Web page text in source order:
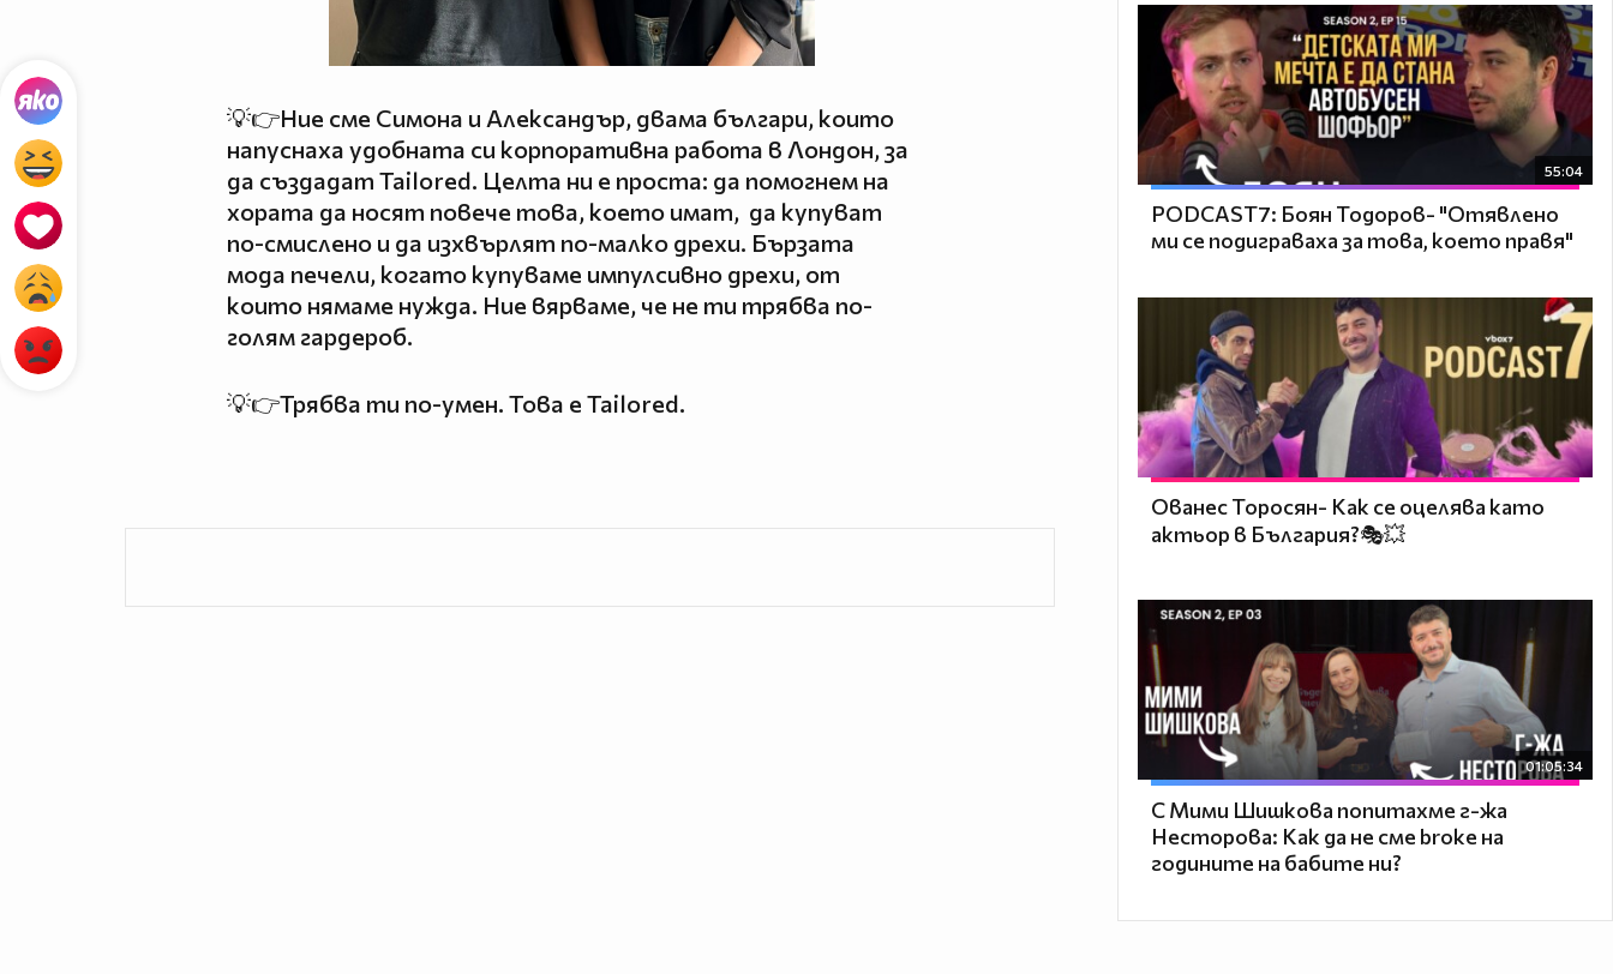
💡👉Ние сме Симона и Александър, двама българи, които
напуснаха удобната си корпоративна работа в Лондон, за
да създадат Tailored. Целта ни е проста: да помогнем на
хората да носят повече това, което имат, да купуват
по-смислено и да изхвърлят по-малко дрехи. Бързата
мода печели, когато купуваме импулсивно дрехи, от
които нямаме нужда. Ние вярваме, че не ти трябва по-
голям гардероб.
💡👉Трябва ти по-умен. Това е Tailored.
55:04
PODCAST7: ‪Боян Тодоров- "Отявлено
ми се подиграваха за това, което правя"
Ованес Торосян- Как се оцелява като
актьор в България?🎭💥
01:05:34
С Мими Шишкова попитахме г-жа
Несторова: Как да не сме broke на
годините на бабите ни?